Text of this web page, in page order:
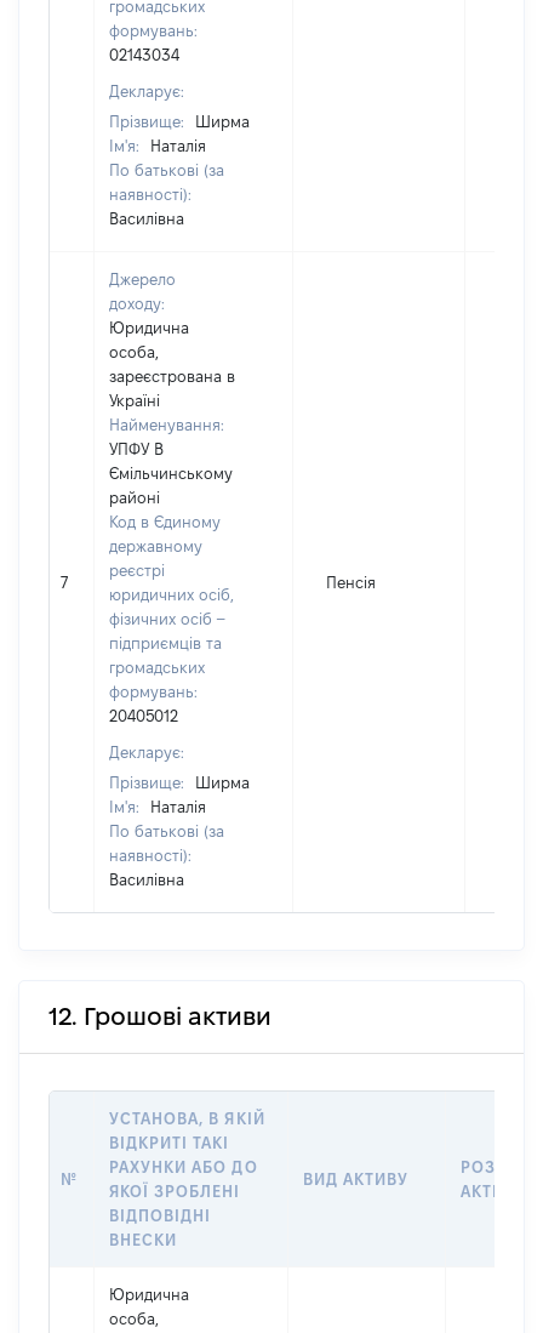
громадських
формувань:
02143034
Декларує:
Прізвище:
Ширма
Ім'я:
Наталія
По батькові (за
наявності):
Василівна
7
Джерело
доходу:
Юридична
особа,
зареєстрована в
Україні
Найменування:
УПФУ В
Ємільчинському
районі
Код в Єдиному
державному
реєстрі
юридичних осіб,
фізичних осіб –
підприємців та
громадських
формувань:
20405012
Декларує:
Прізвище:
Ширма
Ім'я:
Наталія
По батькові (за
наявності):
Василівна
Пенсія
12. Грошові активи
№
УСТАНОВА, В ЯКІЙ
ВІДКРИТІ ТАКІ
РАХУНКИ АБО ДО
ЯКОЇ ЗРОБЛЕНІ
ВІДПОВІДНІ
ВНЕСКИ
ВИД АКТИВУ
РОЗМІР
АКТИВУ
Юридична
особа,